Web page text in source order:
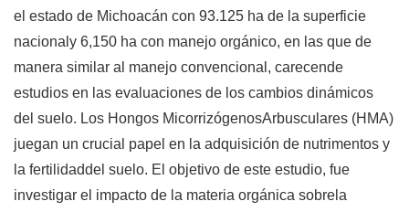
el estado de Michoacán con 93.125 ha de la superficie
nacionaly 6,150 ha con manejo orgánico, en las que de
manera similar al manejo convencional, carecende
estudios en las evaluaciones de los cambios dinámicos
del suelo. Los Hongos MicorrizógenosArbusculares (HMA)
juegan un crucial papel en la adquisición de nutrimentos y
la fertilidaddel suelo. El objetivo de este estudio, fue
investigar el impacto de la materia orgánica sobrela